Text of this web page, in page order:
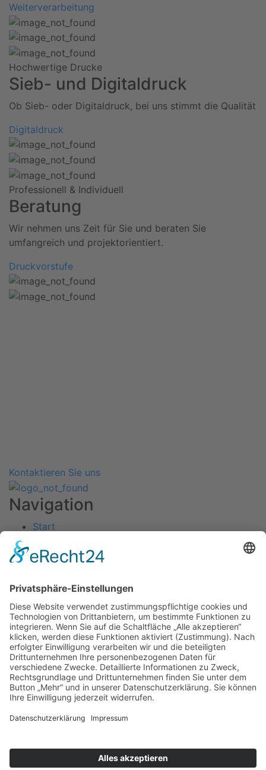
Weiterverarbeitung
Hochwertige Drucke
Sieb- und Digitaldruck
Ob Sieb- oder Digitaldruck, bei uns stimmt die Qualität
Digitaldruck
Professionell & Individuell
Beratung
Wir nehmen uns Zeit für Sie und beraten Sie
umfangreich und projektorientiert.
Druckvorstufe
Kontaktieren Sie uns
Navigation
Start
Produktion
Kontakt
Impressum
Datenschutzerklärung
Anschrift
Karstraße 27a
41068 Mönchengladbach
Tel.: 02161/838032
Fax.: 02161/838466
info@wartmann-werbung.de
Bei Fragen oder Anliegen können Sie uns gerne